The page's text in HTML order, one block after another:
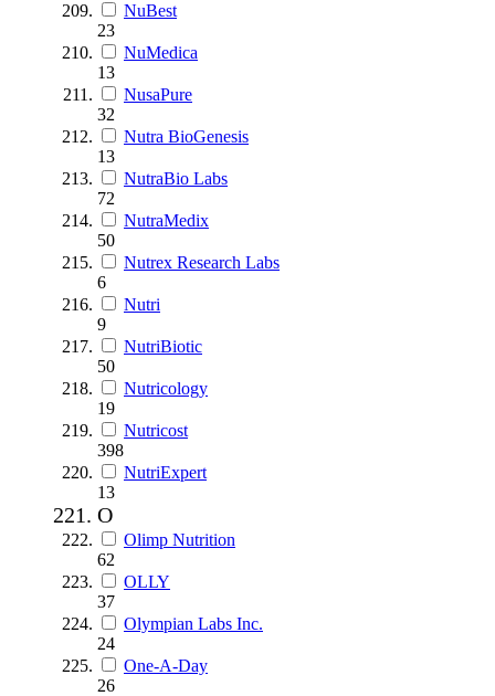
NuBest
23
NuMedica
13
NusaPure
32
Nutra BioGenesis
13
NutraBio Labs
72
NutraMedix
50
Nutrex Research Labs
6
Nutri
9
NutriBiotic
50
Nutricology
19
Nutricost
398
NutriExpert
13
O
Olimp Nutrition
62
OLLY
37
Olympian Labs Inc.
24
One-A-Day
26